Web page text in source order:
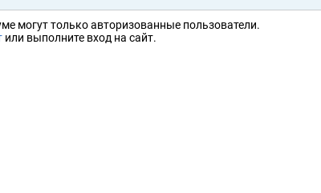
могут только авторизованные пользователи.
или выполните вход на сайт.